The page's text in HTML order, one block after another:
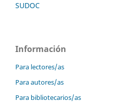
SUDOC
Información
Para lectores/as
Para autores/as
Para bibliotecarios/as